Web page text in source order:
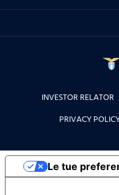
INVESTOR RELATOR
PRIVACY
Le tue